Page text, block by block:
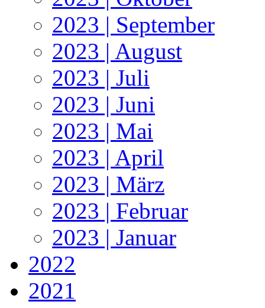
2023 | September
2023 | August
2023 | Juli
2023 | Juni
2023 | Mai
2023 | April
2023 | März
2023 | Februar
2023 | Januar
2022
2021